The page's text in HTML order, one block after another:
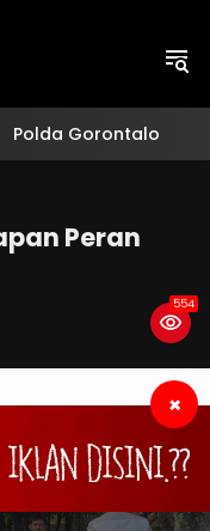
Polda Gorontalo
Peran
554
×